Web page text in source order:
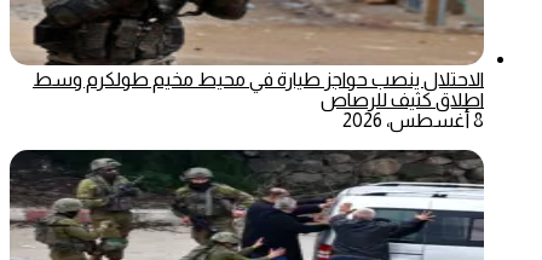
الاحتلال ينصب حواجز طيارة في محيط مخيم طولكرم وسط
اطلاق كثيف للرصاص
8 أغسطس، 2026